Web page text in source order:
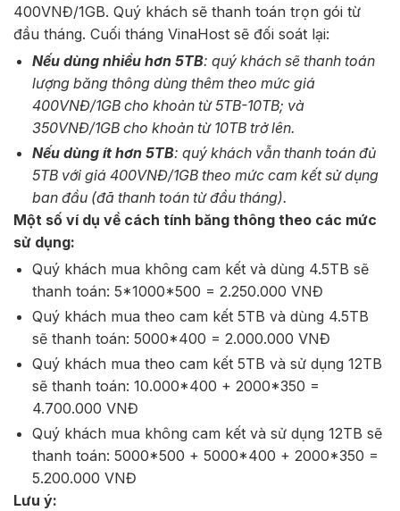
400VNĐ/1GB. Quý khách sẽ thanh toán trọn gói từ
đầu tháng. Cuối tháng VinaHost sẽ đối soát lại:
Nếu dùng nhiều hơn 5TB: quý khách sẽ thanh toán
lượng băng thông dùng thêm theo mức giá
400VNĐ/1GB cho khoản từ 5TB-10TB; và
350VNĐ/1GB cho khoản từ 10TB trở lên.
Nếu dùng ít hơn 5TB: quý khách vẫn thanh toán đủ
5TB với giá 400VNĐ/1GB theo mức cam kết sử dụng
ban đầu (đã thanh toán từ đầu tháng).
Một số ví dụ về cách tính băng thông theo các mức
sử dụng:
Quý khách mua không cam kết và dùng 4.5TB sẽ
thanh toán: 5*1000*500 = 2.250.000 VNĐ
Quý khách mua theo cam kết 5TB và dùng 4.5TB
sẽ thanh toán: 5000*400 = 2.000.000 VNĐ
Quý khách mua theo cam kết 5TB và sử dụng 12TB
sẽ thanh toán: 10.000*400 + 2000*350 =
4.700.000 VNĐ
Quý khách mua không cam kết và sử dụng 12TB sẽ
thanh toán: 5000*500 + 5000*400 + 2000*350 =
5.200.000 VNĐ
Lưu ý: